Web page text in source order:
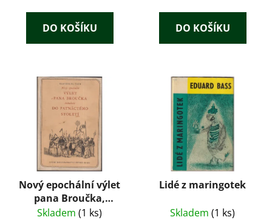
DO KOŠÍKU DO KOŠÍKU
Nový epochální výlet
pana Broučka,
tentokrát do
Skladem (1 ks)
Lidé z maringotek
Skladem (1 ks)